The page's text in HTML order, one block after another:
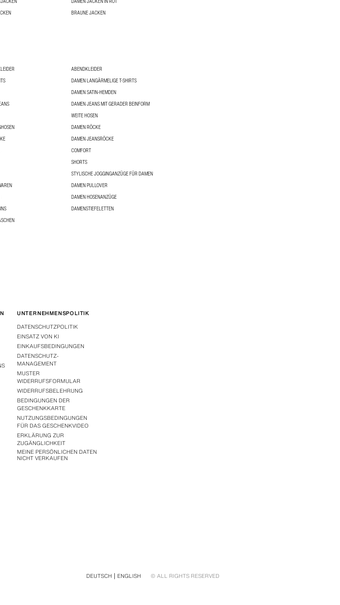
BRAUNE JACKEN
ABENDKLEIDER
DAMEN LANGÄRMELIGE T-SHIRTS
DAMEN SATIN-HEMDEN
DAMEN JEANS MIT GERADER BEINFORM
WEITE HOSEN
DAMEN RÖCKE
DAMEN JEANSRÖCKE
COMFORT
SHORTS
STYLISCHE JOGGINGANZÜGE FÜR DAMEN
DAMEN PULLOVER
DAMEN HOSENANZÜGE
DAMENSTIEFELETTEN
UNTERNEHMENSPOLITIK
DATENSCHUTZPOLITIK
EINSATZ VON KI
EINKAUFSBEDINGUNGEN
DATENSCHUTZ-
MANAGEMENT
MUSTER
WIDERRUFSFORMULAR
WIDERRUFSBELEHRUNG
BEDINGUNGEN DER
GESCHENKKARTE
NUTZUNGSBEDINGUNGEN
FÜR DAS GESCHENKVIDEO
ERKLÄRUNG ZUR
ZUGÄNGLICHKEIT
MEINE PERSÖNLICHEN DATEN
NICHT VERKAUFEN
DEUTSCH ENGLISH © ALL RIGHTS RESERVED